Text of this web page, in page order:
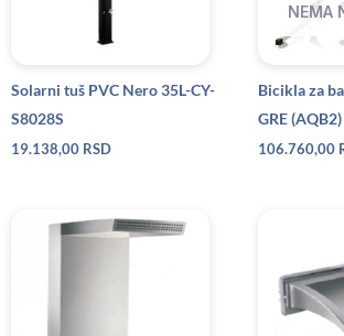
Solarni tuš PVC Nero 35L-CY-
S8028S
19.138,00 RSD
NEMA
Bicikla za
GRE (AQB2)
106.760,00